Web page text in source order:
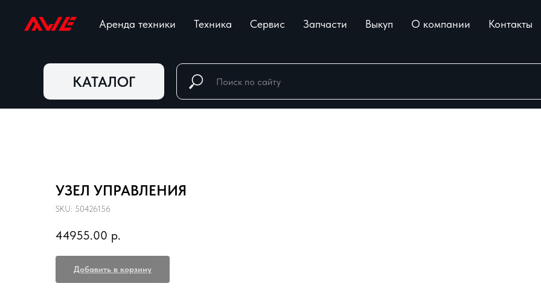
Аренда техники Техника Сервис Запчасти Выкуп О компании Контакты
КАТАЛОГ
УЗЕЛ УПРАВЛЕНИЯ
SKU: 50426156
44955.00 р.
Добавить в корзину